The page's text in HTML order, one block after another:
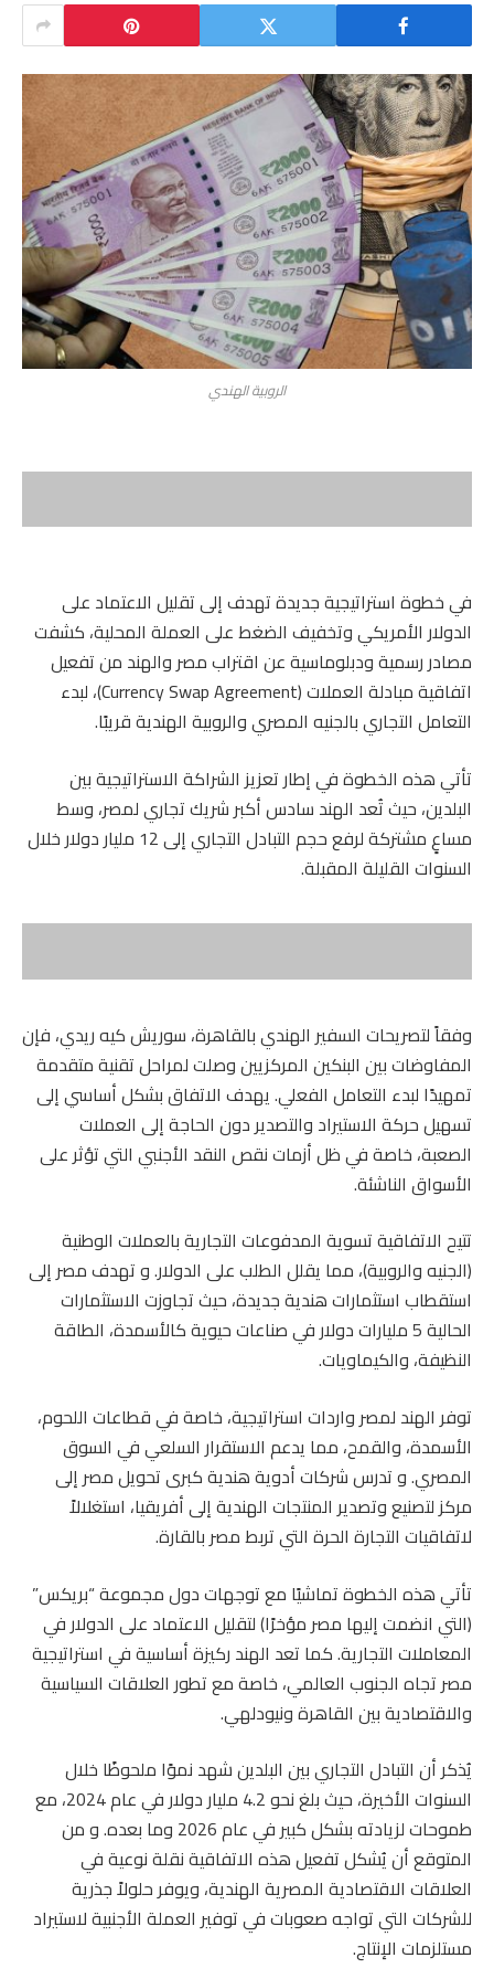
الروبية الهندي
في خطوة استراتيجية جديدة تهدف إلى تقليل الاعتماد على
الدولار الأمريكي وتخفيف الضغط على العملة المحلية، كشفت
مصادر رسمية ودبلوماسية عن اقتراب مصر والهند من تفعيل
اتفاقية مبادلة العملات (Currency Swap Agreement)، لبدء
التعامل التجاري بالجنيه المصري والروبية الهندية قريبًا.
تأتي هذه الخطوة في إطار تعزيز الشراكة الاستراتيجية بين
البلدين، حيث تُعد الهند سادس أكبر شريك تجاري لمصر، وسط
مساعٍ مشتركة لرفع حجم التبادل التجاري إلى 12 مليار دولار خلال
السنوات القليلة المقبلة.
وفقاً لتصريحات السفير الهندي بالقاهرة، سوريش كيه ريدي، فإن
المفاوضات بين البنكين المركزيين وصلت لمراحل تقنية متقدمة
تمهيدًا لبدء التعامل الفعلي. يهدف الاتفاق بشكل أساسي إلى
تسهيل حركة الاستيراد والتصدير دون الحاجة إلى العملات
الصعبة، خاصة في ظل أزمات نقص النقد الأجنبي التي تؤثر على
الأسواق الناشئة.
تتيح الاتفاقية تسوية المدفوعات التجارية بالعملات الوطنية
(الجنيه والروبية)، مما يقلل الطلب على الدولار. و تهدف مصر إلى
استقطاب استثمارات هندية جديدة، حيث تجاوزت الاستثمارات
الحالية 5 مليارات دولار في صناعات حيوية كالأسمدة، الطاقة
النظيفة، والكيماويات.
توفر الهند لمصر واردات استراتيجية، خاصة في قطاعات اللحوم،
الأسمدة، والقمح، مما يدعم الاستقرار السلعي في السوق
المصري. و تدرس شركات أدوية هندية كبرى تحويل مصر إلى
مركز لتصنيع وتصدير المنتجات الهندية إلى أفريقيا، استغلالاً
لاتفاقيات التجارة الحرة التي تربط مصر بالقارة.
تأتي هذه الخطوة تماشيًا مع توجهات دول مجموعة “بريكس”
(التي انضمت إليها مصر مؤخرًا) لتقليل الاعتماد على الدولار في
المعاملات التجارية. كما تعد الهند ركيزة أساسية في استراتيجية
مصر تجاه الجنوب العالمي، خاصة مع تطور العلاقات السياسية
والاقتصادية بين القاهرة ونيودلهي.
يُذكر أن التبادل التجاري بين البلدين شهد نموًا ملحوظًا خلال
السنوات الأخيرة، حيث بلغ نحو 4.2 مليار دولار في عام 2024، مع
طموحات لزيادته بشكل كبير في عام 2026 وما بعده. و من
المتوقع أن يُشكل تفعيل هذه الاتفاقية نقلة نوعية في
العلاقات الاقتصادية المصرية الهندية، ويوفر حلولاً جذرية
للشركات التي تواجه صعوبات في توفير العملة الأجنبية لاستيراد
مستلزمات الإنتاج.